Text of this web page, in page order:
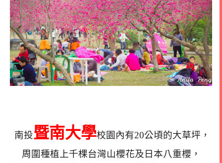
南投暨南大學校園內有20公頃的大草坪，
周圍種植上千棵台灣山櫻花及日本八重櫻，